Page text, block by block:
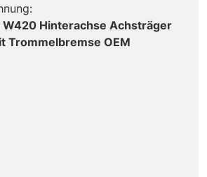
W420 Hinterachse Achsträger
Trommelbremse OEM